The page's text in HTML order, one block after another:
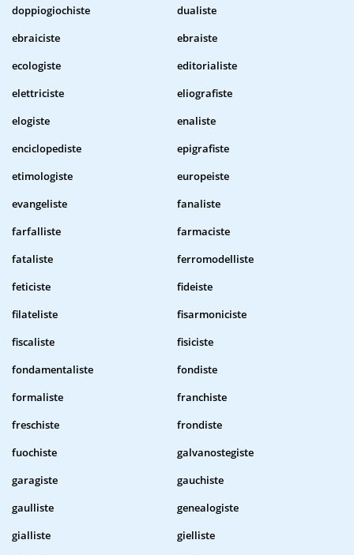
doppiogiochiste
dualiste
ebraiciste
ebraiste
ecologiste
editorialiste
elettriciste
eliografiste
elogiste
enaliste
enciclopediste
epigrafiste
etimologiste
europeiste
evangeliste
fanaliste
farfalliste
farmaciste
fataliste
ferromodelliste
feticiste
fideiste
filateliste
fisarmoniciste
fiscaliste
fisiciste
fondamentaliste
fondiste
formaliste
franchiste
freschiste
frondiste
fuochiste
galvanostegiste
garagiste
gauchiste
gaulliste
genealogiste
gialliste
gielliste